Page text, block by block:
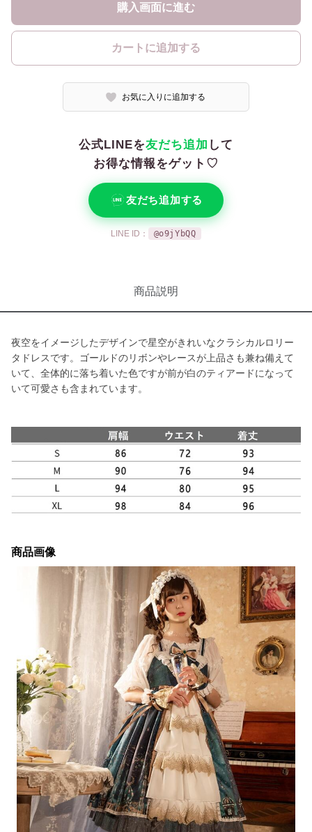
購入画面に進む
カートに追加する
お気に入りに追加する
公式LINEを友だち追加 して
お得な情報をゲット♡
友だち追加する
LINE ID： @o9jYbQQ
商品説明
夜空をイメージしたデザインで星空がきれいなクラシカルロリー
タドレスです。ゴールドのリボンやレースが上品さも兼ね備えて
いて、全体的に落ち着いた色ですが前が白のティアードになって
いて可愛さも含まれています。
商品画像